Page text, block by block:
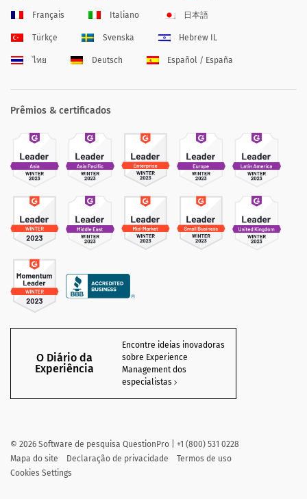
Français Italiano 日本語
Türkçe Svenska Hebrew IL
ไทย Deutsch Español / España
Prêmios & certificados
O Diário da
Experiência
Encontre ideias inovadoras
sobre Experience
Management dos
especialistas
© 2026 Software de pesquisa QuestionPro | +1 (800) 531 0228
Mapa do site
Declaração de privacidade
Termos de uso
Cookies Settings